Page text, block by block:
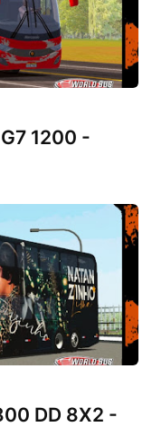
1200 -
DD 8X2 -